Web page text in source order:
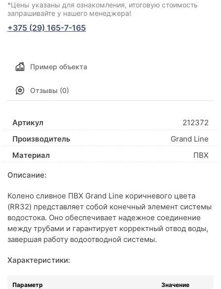
*Цены указаны для ознакомления, итоговую стоимость
запрашивайте у нашего менеджера!
+375 (29) 165-7-165
Пример объекта
Отзывы (0)
Артикул
212372
Производитель
Grand Line
Материал
ПВХ
Описание:
Колено сливное ПВХ Grand Line коричневого цвета
(RR32) представляет собой конечный элемент системы
водостока. Оно обеспечивает надежное соединение
между трубами и гарантирует корректный отвод воды,
завершая работу водоотводной системы.
Характеристики:
Параметр Значение